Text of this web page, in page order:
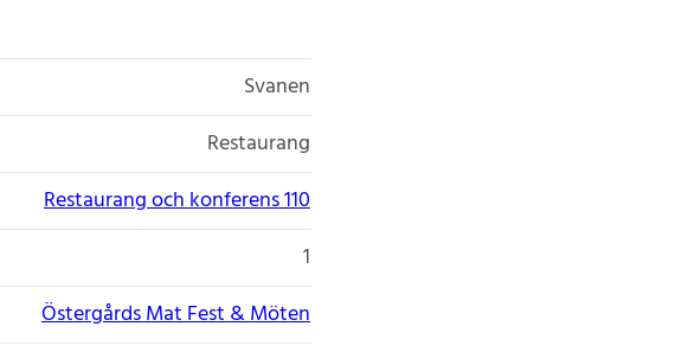
Svanen
Restaurang
Restaurang och konferens 110
1
Östergårds Mat Fest & Möten